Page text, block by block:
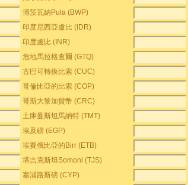
博茨瓦納Pula (BWP)
印度尼西亞盧比 (IDR)
印度盧比 (INR)
危地馬拉格查爾 (GTQ)
古巴可轉換比索 (CUC)
哥倫比亞的比索 (COP)
哥斯大黎加貨幣 (CRC)
土庫曼斯坦馬納特 (TMT)
埃及磅 (EGP)
埃賽俄比亞的Birr (ETB)
塔吉克斯坦Somoni (TJS)
塞浦路斯磅 (CYP)